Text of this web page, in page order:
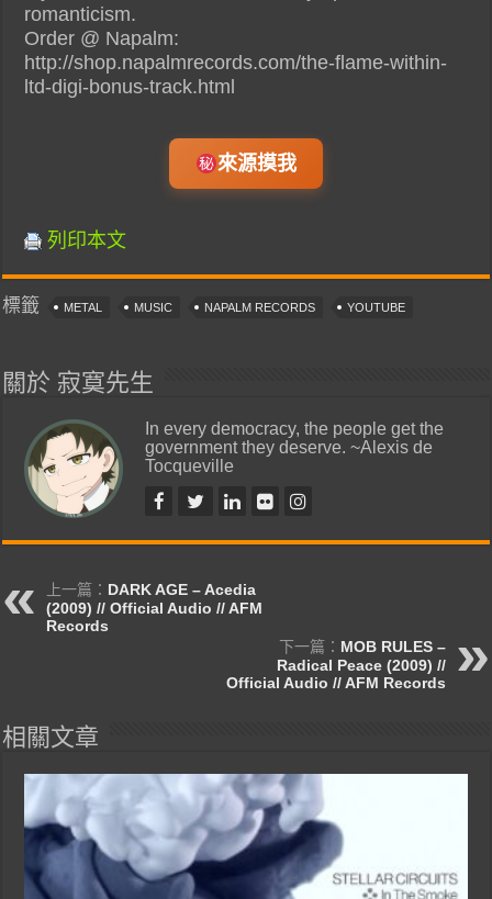
romanticism.
Order @ Napalm:
http://shop.napalmrecords.com/the-flame-within-
ltd-digi-bonus-track.html
來源摸我
列印本文
標籤 METAL MUSIC NAPALM RECORDS YOUTUBE
關於 寂寞先生
In every democracy, the people get the
government they deserve. ~Alexis de
Tocqueville
上一篇： DARK AGE – Acedia
(2009) // Official Audio // AFM
Records
下一篇： MOB RULES –
Radical Peace (2009) //
Official Audio // AFM Records
相關文章